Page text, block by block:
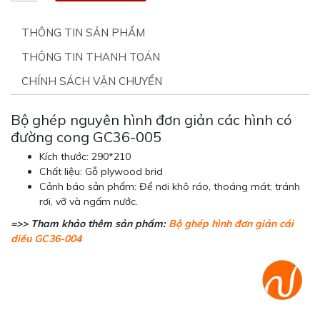
THÔNG TIN SẢN PHẨM
THÔNG TIN THANH TOÁN
CHÍNH SÁCH VẬN CHUYỂN
Bộ ghép nguyên hình đơn giản các hình có
đường cong GC36-005
Kích thước: 290*210
Chất liệu: Gỗ plywood brid
Cảnh báo sản phẩm: Để nơi khô ráo, thoáng mát; tránh
rơi, vỡ và ngấm nước.
=>> Tham khảo thêm sản phẩm: Bộ ghép hình đơn giản cái
diều GC36-004